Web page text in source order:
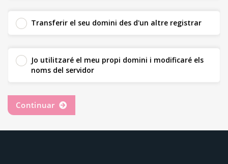
Transferir el seu domini des d'un altre registrar
Jo utilitzaré el meu propi domini i modificaré els
noms del servidor
Continuar